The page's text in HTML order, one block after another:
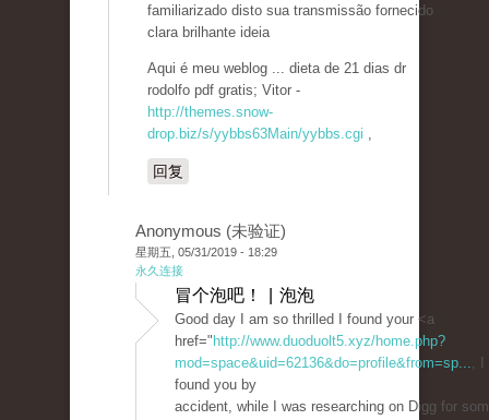
familiarizado disto sua transmissão fornecido
clara brilhante ideia
Aqui é meu weblog ... dieta de 21 dias dr
rodolfo pdf gratis; Vitor -
http://themes.snow-
drop.biz/s/yybbs63Main/yybbs.cgi ,
回复
Anonymous (未验证)
星期五, 05/31/2019 - 18:29
永久连接
冒个泡吧！ | 泡泡
Good day I am so thrilled I found your <a
href=" http://www.duoduolt5.xyz/home.php?
mod=space&uid=62136&do=profile&from=sp..., I
found you by
accident, while I was researching on Digg for